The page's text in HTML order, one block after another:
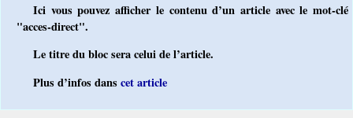
Ici vous pouvez afficher le contenu d’un article avec le mot-clé
"acces-direct".
Le titre du bloc sera celui de l’article.
Plus d’infos danscet article